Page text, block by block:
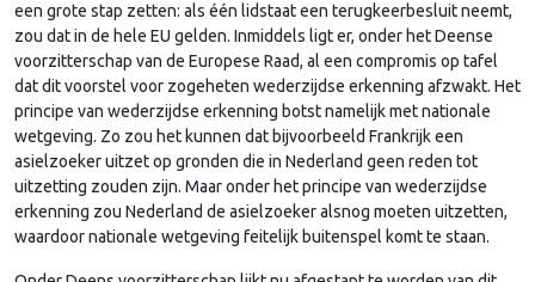
een grote stap zetten: als één lidstaat een terugkeerbesluit neemt,
zou dat in de hele EU gelden. Inmiddels ligt er, onder het Deense
voorzitterschap van de Europese Raad, al een compromis op tafel
dat dit voorstel voor zogeheten wederzijdse erkenning afzwakt. Het
principe van wederzijdse erkenning botst namelijk met nationale
wetgeving. Zo zou het kunnen dat bijvoorbeeld Frankrijk een
asielzoeker uitzet op gronden die in Nederland geen reden tot
uitzetting zouden zijn. Maar onder het principe van wederzijdse
erkenning zou Nederland de asielzoeker alsnog moeten uitzetten,
waardoor nationale wetgeving feitelijk buitenspel komt te staan.